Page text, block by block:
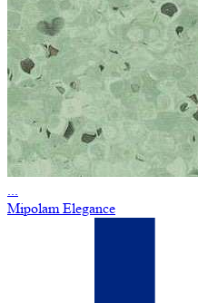
...
Mipolam Elegance